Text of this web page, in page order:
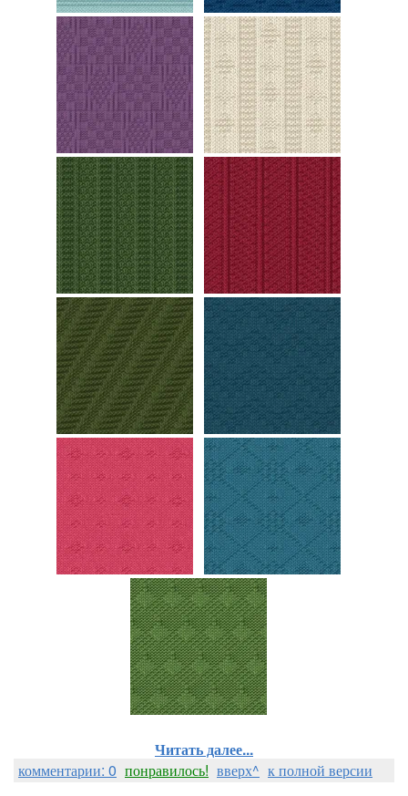
Читать далее...
комментарии: 0 понравилось! вверх^ к полной версии